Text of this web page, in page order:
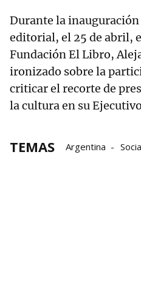
Durante la
editorial, el 25 de abril,
Fundación El Libro,
ironizado sobre la
criticar el recorte de
la cultura en su
TEMAS Argentina